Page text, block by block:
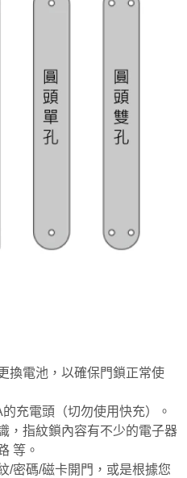
換電池，以確保門鎖正常使
充電頭（切勿使用快充）。
，指紋鎖內容有不少的電子器
等。
/密碼/磁卡開門，或是根據您